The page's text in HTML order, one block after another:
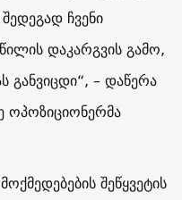
ჩვენი
დაკარგვის გამო,
– დაწერა
ოპოზიციონერმა
შეწყვეტის